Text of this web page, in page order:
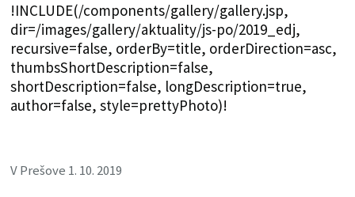
!INCLUDE(/components/gallery/gallery.jsp,
dir=/images/gallery/aktuality/js-po/2019_edj,
recursive=false, orderBy=title, orderDirection=asc,
thumbsShortDescription=false,
shortDescription=false, longDescription=true,
author=false, style=prettyPhoto)!
V Prešove 1. 10. 2019